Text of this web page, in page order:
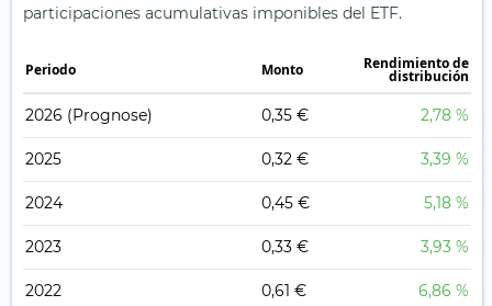
participaciones acumulativas imponibles del ETF.
Periodo Monto Rendimiento de
distribución
2026 (Prognose) 0,35 € 2,78 %
2025 0,32 € 3,39 %
2024 0,45 € 5,18 %
2023 0,33 € 3,93 %
2022 0,61 € 6,86 %